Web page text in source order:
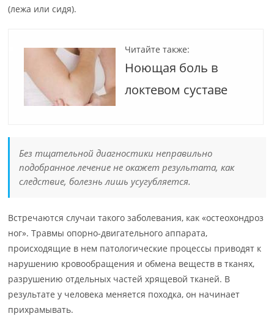
(лежа или сидя).
Читайте также:
Ноющая боль в
локтевом суставе
Без тщательной диагностики неправильно
подобранное лечение не окажет результата, как
следствие, болезнь лишь усугубляется.
Встречаются случаи такого заболевания, как «остеохондроз
ног». Травмы опорно-двигательного аппарата,
происходящие в нем патологические процессы приводят к
нарушению кровообращения и обмена веществ в тканях,
разрушению отдельных частей хрящевой тканей. В
результате у человека меняется походка, он начинает
прихрамывать.